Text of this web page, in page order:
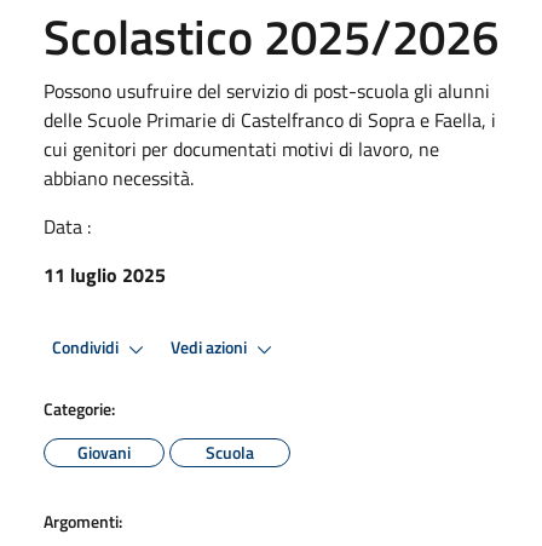
Scolastico 2025/2026
Possono usufruire del servizio di post-scuola gli alunni
delle Scuole Primarie di Castelfranco di Sopra e Faella, i
cui genitori per documentati motivi di lavoro, ne
abbiano necessità.
Data :
11 luglio 2025
Condividi Vedi azioni
Categorie:
Giovani
Scuola
Argomenti: